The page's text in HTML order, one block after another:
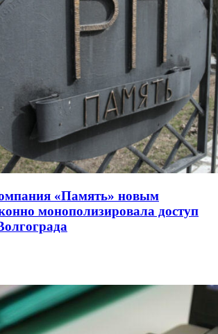
«Память» новым
монополизировала доступ